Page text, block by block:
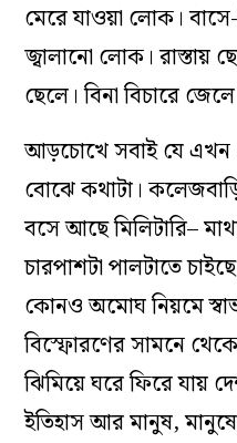
মেরে যাওয়া লোক।
জ্বালানো লোক।
ছেলে। বিনা বিচারে
আড়চোখে সবাই যে
বোঝে কথাটা।
বসে আছে মিলিটারি–
চারপাশটা পালটাতে
কোনও অমোঘ নিয়মে
বিস্ফোরণের সামনে
ঝিমিয়ে ঘরে ফিরে যায়
ইতিহাস আর মানুষ,